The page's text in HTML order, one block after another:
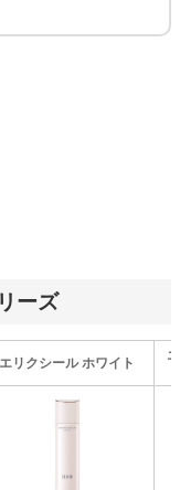
ーズ
エリクシール ホワイト